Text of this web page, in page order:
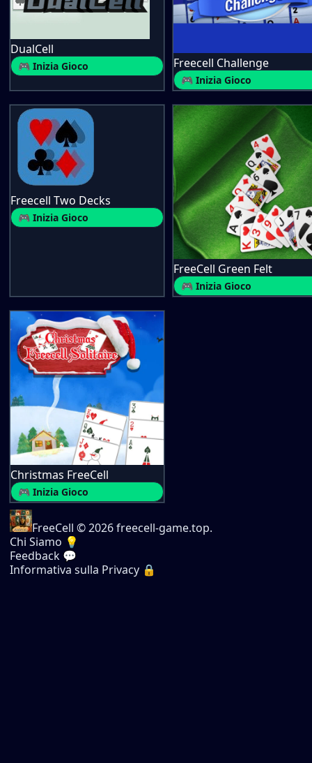
DualCell
🎮 Inizia Gioco Freecell Challenge
🎮 Inizia Gioco
Freecell Two Decks
🎮 Inizia Gioco
FreeCell Green Felt
🎮 Inizia Gioco
Christmas FreeCell
🎮 Inizia Gioco
FreeCell © 2026 freecell-game.top.
Chi Siamo 💡
Feedback 💬
Informativa sulla Privacy 🔒